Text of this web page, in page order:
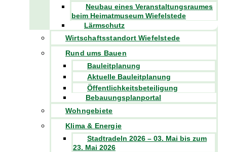
Neubau eines Veranstaltungsraumes
beim Heimatmuseum Wiefelstede
Lärmschutz
Wirtschaftsstandort Wiefelstede
Rund ums Bauen
Bauleitplanung
Aktuelle Bauleitplanung
Öffentlichkeitsbeteiligung
Bebauungsplanportal
Wohngebiete
Klima & Energie
Stadtradeln 2026 – 03. Mai bis zum
23. Mai 2026